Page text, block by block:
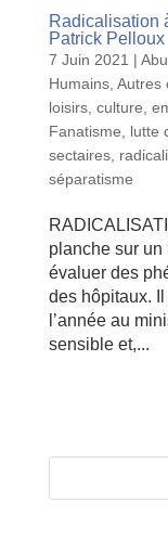
Radicalisation
Patrick Pelloux
7 Juin 2021 |
Humains, Autres
loisirs, culture
Fanatisme
lutte
sectaires,
séparatisme
planche sur un
évaluer des
des hôpitaux.
l’année au
sensible et,...